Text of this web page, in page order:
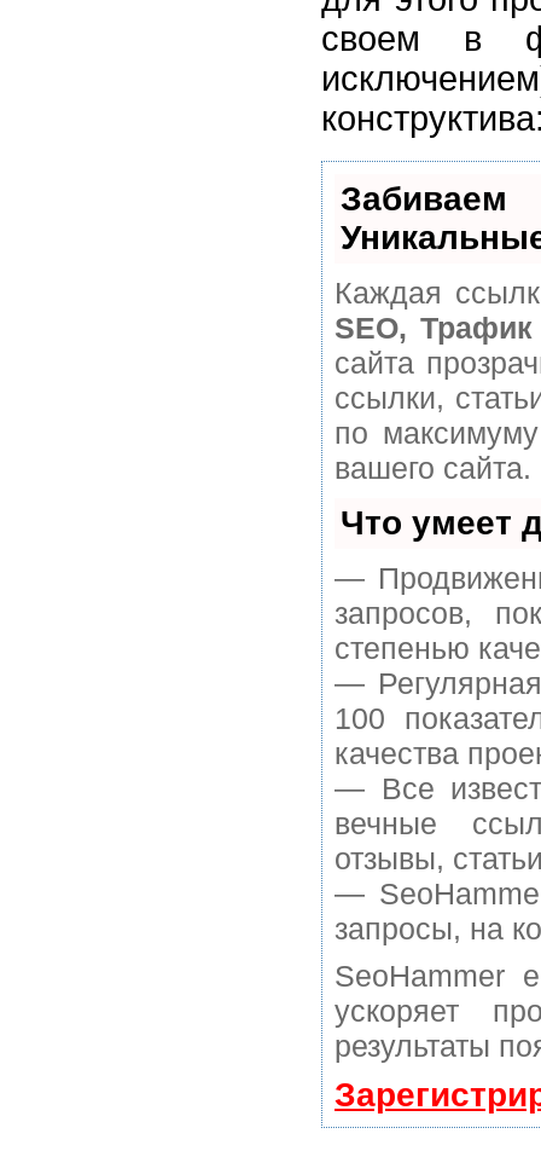
своем в
Каждая
SEO,
сайта
ссылки,
по
вашего сайта.
Что умеет
—
запросов,
степенью
—
100
качества
— Все
вечные
отзывы,
—
запросы, на
SeoHammer
ускоряет
результаты